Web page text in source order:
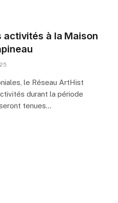
activités à la Maison
le Réseau ArtHist
durant la période
tenues…